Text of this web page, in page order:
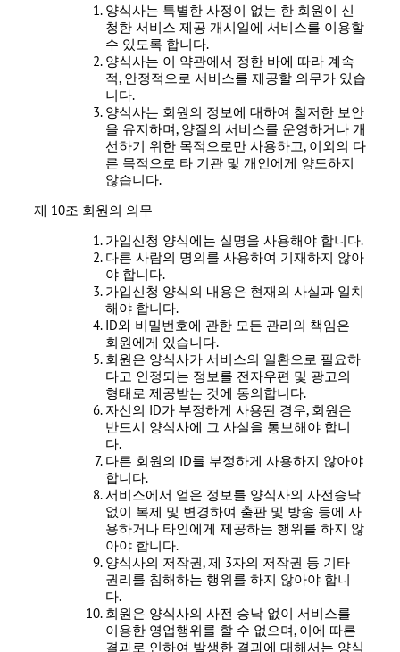
양식사는 특별한 사정이 없는 한 회원이 신
청한 서비스 제공 개시일에 서비스를 이용할
수 있도록 합니다.
양식사는 이 약관에서 정한 바에 따라 계속
적, 안정적으로 서비스를 제공할 의무가 있습
니다.
양식사는 회원의 정보에 대하여 철저한 보안
을 유지하며, 양질의 서비스를 운영하거나 개
선하기 위한 목적으로만 사용하고, 이외의 다
른 목적으로 타 기관 및 개인에게 양도하지
않습니다.
제 10조 회원의 의무
가입신청 양식에는 실명을 사용해야 합니다.
다른 사람의 명의를 사용하여 기재하지 않아
야 합니다.
가입신청 양식의 내용은 현재의 사실과 일치
해야 합니다.
ID와 비밀번호에 관한 모든 관리의 책임은
회원에게 있습니다.
회원은 양식사가 서비스의 일환으로 필요하
다고 인정되는 정보를 전자우편 및 광고의
형태로 제공받는 것에 동의합니다.
자신의 ID가 부정하게 사용된 경우, 회원은
반드시 양식사에 그 사실을 통보해야 합니
다.
다른 회원의 ID를 부정하게 사용하지 않아야
합니다.
서비스에서 얻은 정보를 양식사의 사전승낙
없이 복제 및 변경하여 출판 및 방송 등에 사
용하거나 타인에게 제공하는 행위를 하지 않
아야 합니다.
양식사의 저작권, 제 3자의 저작권 등 기타
권리를 침해하는 행위를 하지 않아야 합니
다.
회원은 양식사의 사전 승낙 없이 서비스를
이용한 영업행위를 할 수 없으며, 이에 따른
결과로 인하여 발생한 결과에 대해서는 양식